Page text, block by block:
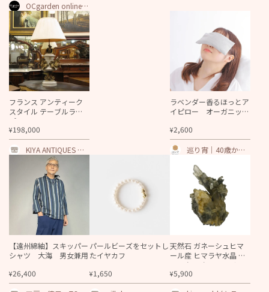
OCgarden online s
hop
フランス アンティーク
スタイル テーブルラン
プ
¥198,000
KIYA ANTIQUES ON
LINESHOP
ラベンダー香るほっとア
イピロー オーガニック
¥2,600
巡り宵｜40歳から
活・更年期ショッ
プ
【遠州綿紬】スキッパー
シャツ 大海 男女兼用
¥26,400
パールビーズをセットし
たイヤカフ
¥1,650
天然石 ガネーシュヒマ
ール産 ヒマラヤ水晶 ク
ラスター クローライトI
Nクォーツ（2635）プレ
ート付き
¥5,900